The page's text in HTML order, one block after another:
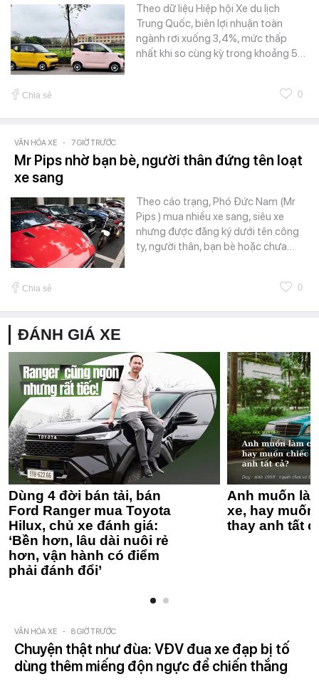
Theo dữ liệu Hiệp hội Xe du lịch
Trung Quốc, biên lợi nhuận toàn
ngành rơi xuống 3,4%, mức thấp
nhất khi so cùng kỳ trong khoảng 5…
Chia sẻ 0
VĂN HÓA XE - 7 GIỜ TRƯỚC
Mr Pips nhờ bạn bè, người thân đứng tên loạt
xe sang
Theo cáo trạng, Phó Đức Nam (Mr
Pips ) mua nhiều xe sang, siêu xe
nhưng được đăng ký dưới tên công
ty, người thân, bạn bè hoặc chưa…
Chia sẻ 0
ĐÁNH GIÁ XE
Dùng 4 đời bán tải, bán
Ford Ranger mua Toyota
Hilux, chủ xe đánh giá:
‘Bền hơn, lâu dài nuôi rẻ
hơn, vận hành có điểm
phải đánh đổi’
Anh muốn
xe, hay
thay anh tất
VĂN HÓA XE - 8 GIỜ TRƯỚC
Chuyện thật như đùa: VĐV đua xe đạp bị tố
dùng thêm miếng độn ngực để chiến thắng